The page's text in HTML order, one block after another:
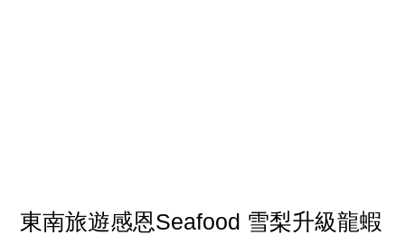
東南旅遊感恩Seafood 雪梨升級龍蝦